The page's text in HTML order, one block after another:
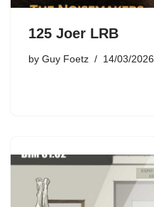
125 Joer LRB
by Guy Foetz 14/03/2026